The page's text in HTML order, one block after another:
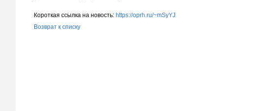
Короткая ссылка на новость: https://oprh.ru/~mSyYJ
Возврат к списку